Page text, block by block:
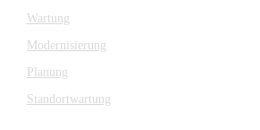
Wartung
Modernisierung
Planung
Standortwartung